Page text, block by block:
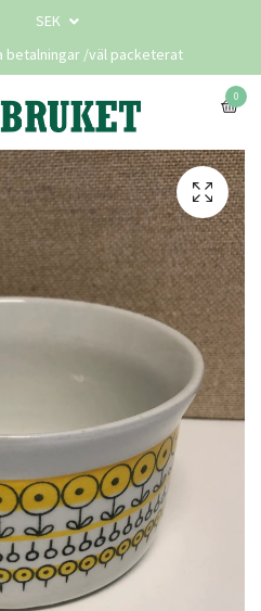
SEK
betalningar /väl packeterat
0